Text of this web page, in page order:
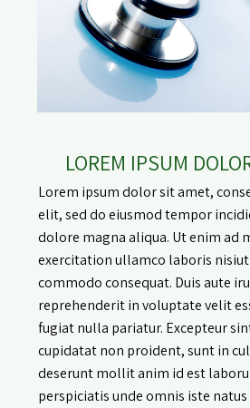
LOREM IPSUM
Lorem ipsum dolor sit amet,
elit, sed do eiusmod tempor
dolore magna aliqua. Ut enim ad
exercitation ullamco laboris nisiut
commodo consequat. Duis aute
reprehenderit in voluptate velit
fugiat nulla pariatur. Excepteur
cupidatat non proident, sunt in
deserunt mollit anim id est
perspiciatis unde omnis iste